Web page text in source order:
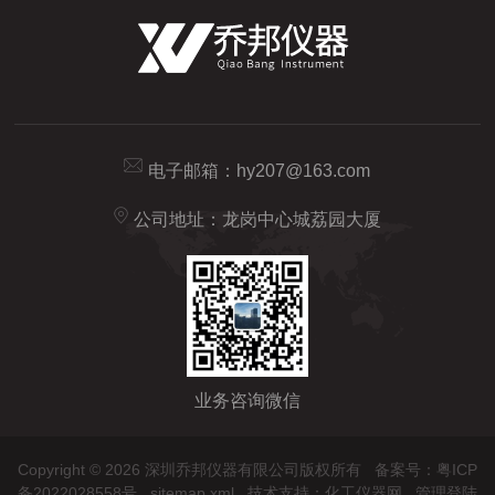
电子邮箱： hy207@163.com
公司地址：龙岗中心城荔园大厦
业务咨询微信
Copyright © 2026 深圳乔邦仪器有限公司版权所有 备案号：粤ICP